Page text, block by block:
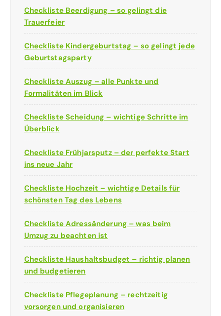
Checkliste Beerdigung – so gelingt die
Trauerfeier
Checkliste Kindergeburtstag – so gelingt jede
Geburtstagsparty
Checkliste Auszug – alle Punkte und
Formalitäten im Blick
Checkliste Scheidung – wichtige Schritte im
Überblick
Checkliste Frühjarsputz – der perfekte Start
ins neue Jahr
Checkliste Hochzeit – wichtige Details für
schönsten Tag des Lebens
Checkliste Adressänderung – was beim
Umzug zu beachten ist
Checkliste Haushaltsbudget – richtig planen
und budgetieren
Checkliste Pflegeplanung – rechtzeitig
vorsorgen und organisieren